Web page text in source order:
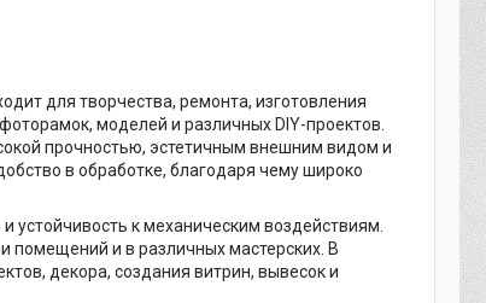
для творчества, ремонта, изготовления
моделей и различных DIY-проектов.
прочностью, эстетичным внешним видом и
в обработке, благодаря чему широко
к механическим воздействиям.
помещений и в различных мастерских. В
декора, создания витрин, вывесок и